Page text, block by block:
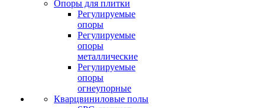
Опоры для плитки
Регулируемые
опоры
Регулируемые
опоры
металлические
Регулируемые
опоры
огнеупорные
Кварцвиниловые полы